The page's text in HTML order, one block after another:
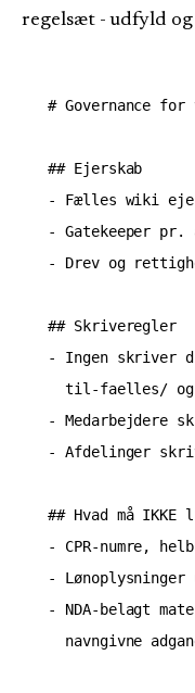
regelsæt - udfyld
# Governance for
## Ejerskab
- Fælles wiki
- Gatekeeper
- Drev og
## Skriveregler
- Ingen skriver
til-faelles/
- Medarbejdere
- Afdelinger
## Hvad må
- CPR-numre,
- Lønoplysninger
- NDA-belagt
navngivne